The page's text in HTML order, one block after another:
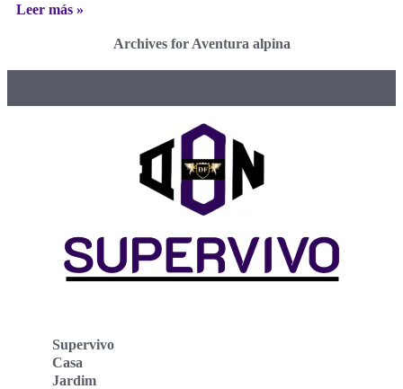
Leer más »
Archives for Aventura alpina
Supervivo
Casa
Jardim